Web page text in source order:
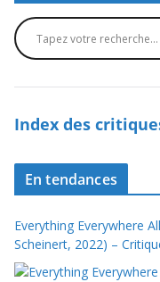
Index des
En tendances
Everything Everywhere
Scheinert, 2022) –